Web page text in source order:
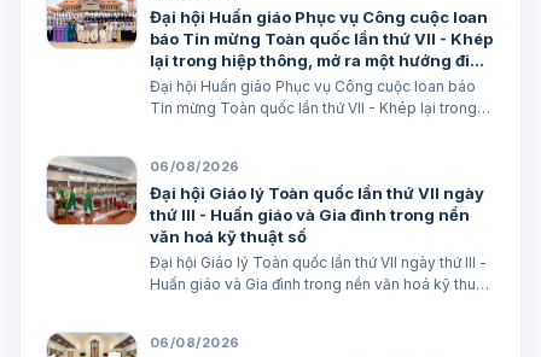
Đại hội Huấn giáo Phục vụ Công cuộc loan
báo Tin mừng Toàn quốc lần thứ VII - Khép
lại trong hiệp thông, mở ra một hướng đi
mới cho công cuộc huấn giáo Việt Nam
Đại hội Huấn giáo Phục vụ Công cuộc loan báo
Tin mừng Toàn quốc lần thứ VII - Khép lại trong
Minh
06/08/2026
Đại hội Giáo lý Toàn quốc lần thứ VII ngày
thứ III - Huấn giáo và Gia đình trong nền
văn hoá kỹ thuật số
Đại hội Giáo lý Toàn quốc lần thứ VII ngày thứ III -
Huấn giáo và Gia đình trong nền văn hoá kỹ thuật
06/08/2026